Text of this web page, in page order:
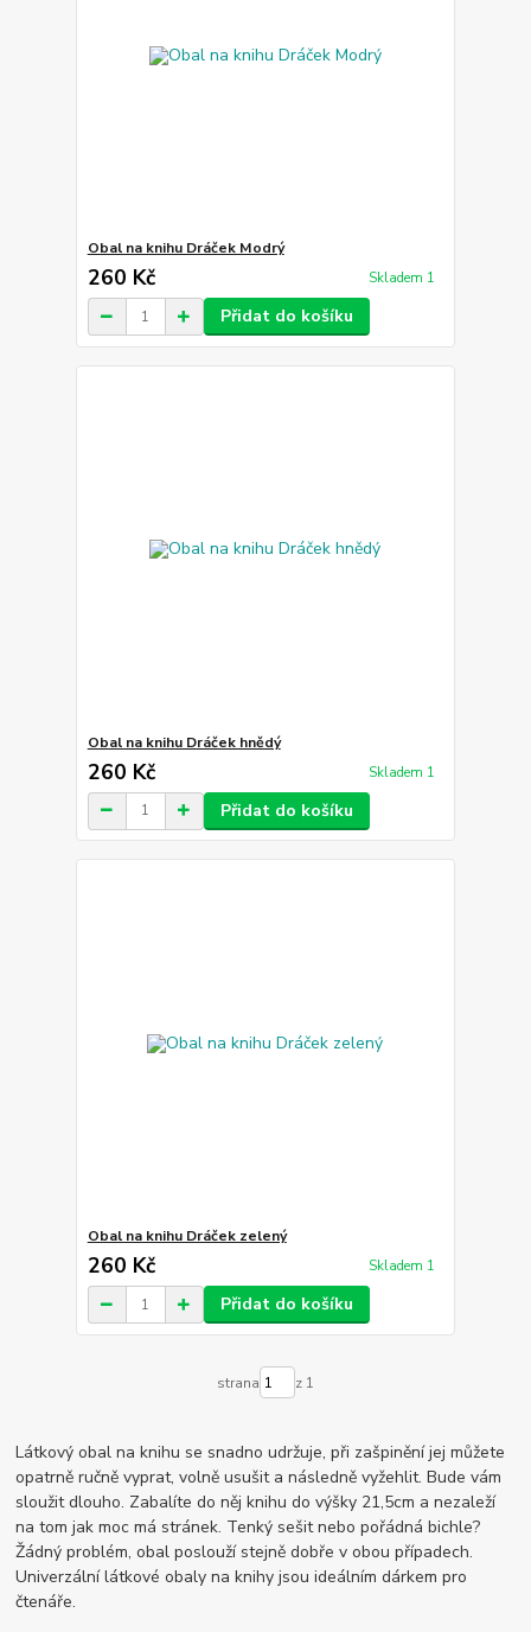
Obal na knihu Dráček Modrý
260 Kč Skladem 1
Přidat do košíku
Obal na knihu Dráček hnědý
260 Kč Skladem 1
Přidat do košíku
Obal na knihu Dráček zelený
260 Kč Skladem 1
Přidat do košíku
strana z 1
Látkový obal na knihu se snadno udržuje, při zašpinění jej můžete
opatrně ručně vyprat, volně usušit a následně vyžehlit. Bude vám
sloužit dlouho. Zabalíte do něj knihu do výšky 21,5cm a nezaleží
na tom jak moc má stránek. Tenký sešit nebo pořádná bichle?
Žádný problém, obal poslouží stejně dobře v obou případech.
Univerzální látkové obaly na knihy jsou ideálním dárkem pro
čtenáře.